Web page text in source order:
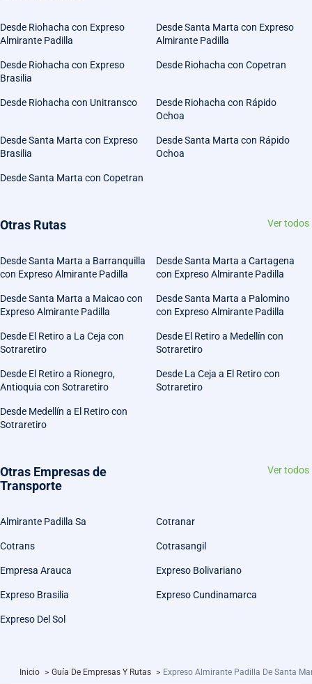
Desde Riohacha con Expreso
Almirante Padilla
Desde Santa Marta con Expreso
Almirante Padilla
Desde Riohacha con Expreso
Brasilia
Desde Riohacha con Copetran
Desde Riohacha con Unitransco
Desde Riohacha con Rápido
Ochoa
Desde Santa Marta con Expreso
Brasilia
Desde Santa Marta con Rápido
Ochoa
Desde Santa Marta con Copetran
Otras Rutas Ver todos
Desde Santa Marta a Barranquilla
con Expreso Almirante Padilla
Desde Santa Marta a Cartagena
con Expreso Almirante Padilla
Desde Santa Marta a Maicao con
Expreso Almirante Padilla
Desde Santa Marta a Palomino
con Expreso Almirante Padilla
Desde El Retiro a La Ceja con
Sotraretiro
Desde El Retiro a Medellín con
Sotraretiro
Desde El Retiro a Rionegro,
Antioquia con Sotraretiro
Desde La Ceja a El Retiro con
Sotraretiro
Desde Medellín a El Retiro con
Sotraretiro
Otras Empresas de
Transporte
Ver todos
Almirante Padilla Sa Cotranar
Cotrans Cotrasangil
Empresa Arauca Expreso Bolivariano
Expreso Brasilia Expreso Cundinamarca
Expreso Del Sol
Inicio > Guía De Empresas Y Rutas > Expreso Almirante Padilla De Santa